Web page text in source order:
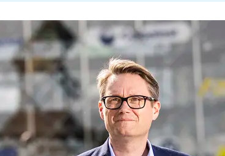
International økonomi
Europapolitik